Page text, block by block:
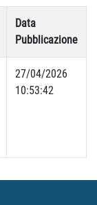
Data
Pubblicazione
27/04/2026
10:53:42